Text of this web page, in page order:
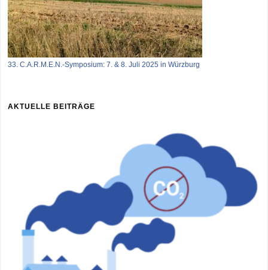
33. C.A.R.M.E.N.-Symposium: 7. & 8. Juli 2025 in Würzburg
AKTUELLE BEITRÄGE